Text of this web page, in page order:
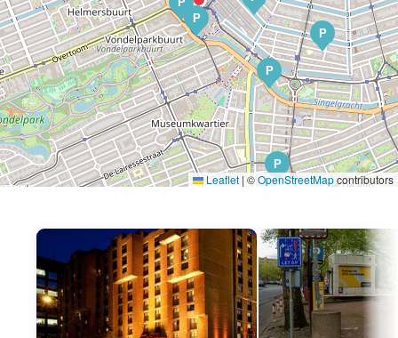
P
P
P
P
P
P P
Leaflet |©OpenStreetMapcontributors